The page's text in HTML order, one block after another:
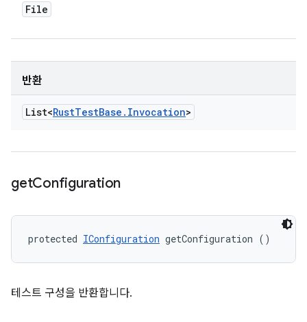
File
반환
List<RustTestBase . Invocation>
getConfiguration
protected IConfiguration getConfiguration ()
테스트 구성을 반환합니다.